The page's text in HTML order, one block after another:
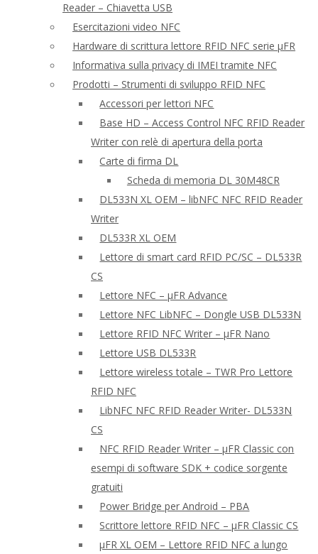
Reader – Chiavetta USB
Esercitazioni video NFC
Hardware di scrittura lettore RFID NFC serie μFR
Informativa sulla privacy di IMEI tramite NFC
Prodotti – Strumenti di sviluppo RFID NFC
Accessori per lettori NFC
Base HD – Access Control NFC RFID Reader
Writer con relè di apertura della porta
Carte di firma DL
Scheda di memoria DL 30M48CR
DL533N XL OEM – libNFC NFC RFID Reader
Writer
DL533R XL OEM
Lettore di smart card RFID PC/SC – DL533R
CS
Lettore NFC – μFR Advance
Lettore NFC LibNFC – Dongle USB DL533N
Lettore RFID NFC Writer – μFR Nano
Lettore USB DL533R
Lettore wireless totale – TWR Pro Lettore
RFID NFC
LibNFC NFC RFID Reader Writer- DL533N
CS
NFC RFID Reader Writer – μFR Classic con
esempi di software SDK + codice sorgente
gratuiti
Power Bridge per Android – PBA
Scrittore lettore RFID NFC – μFR Classic CS
μFR XL OEM – Lettore RFID NFC a lungo